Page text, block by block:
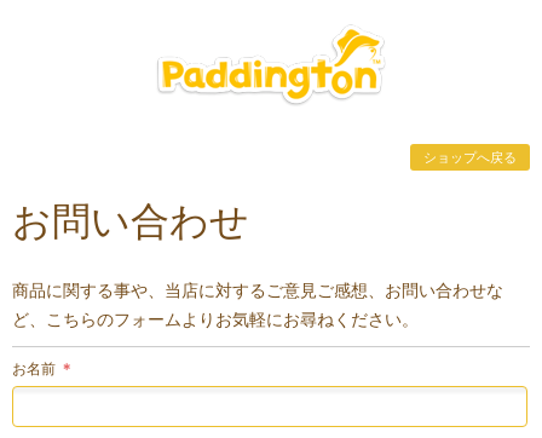
ショップへ戻る
お問い合わせ
商品に関する事や、当店に対するご意見ご感想、お問い合わせな
ど、こちらのフォームよりお気軽にお尋ねください。
お名前 ＊